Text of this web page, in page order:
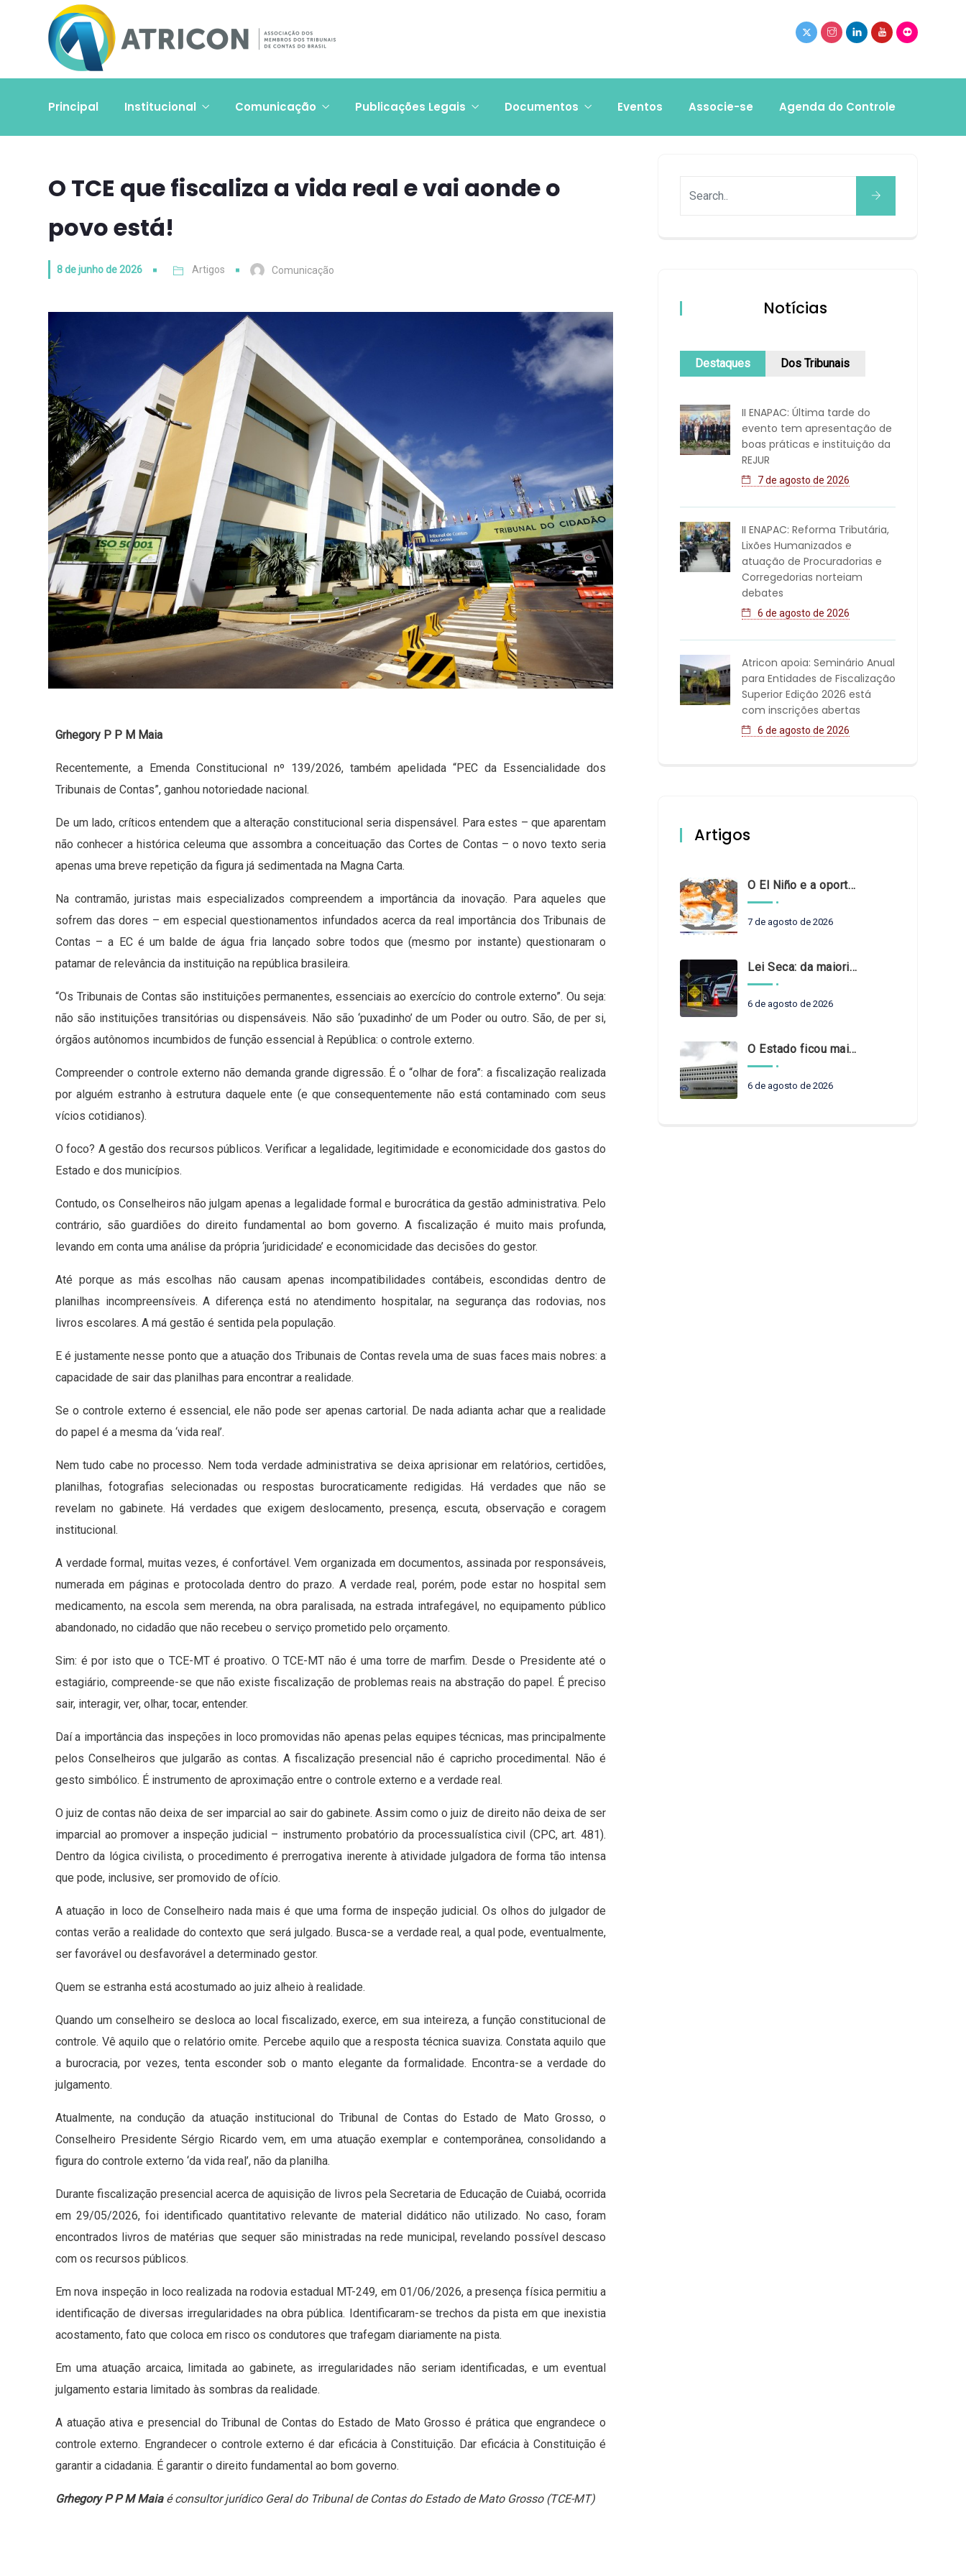
Principal Institucional Comunicação Publicações Legais Documentos Eventos Associe-se Agenda do Controle
O TCE que fiscaliza a vida real e vai aonde o
povo está!
8 de junho de 2026 Artigos Comunicação
Grhegory P P M Maia
Recentemente, a Emenda Constitucional nº 139/2026, também apelidada “PEC da Essencialidade dos
Tribunais de Contas”, ganhou notoriedade nacional.
De um lado, críticos entendem que a alteração constitucional seria dispensável. Para estes – que aparentam
não conhecer a histórica celeuma que assombra a conceituação das Cortes de Contas – o novo texto seria
apenas uma breve repetição da figura já sedimentada na Magna Carta.
Na contramão, juristas mais especializados compreendem a importância da inovação. Para aqueles que
sofrem das dores – em especial questionamentos infundados acerca da real importância dos Tribunais de
Contas – a EC é um balde de água fria lançado sobre todos que (mesmo por instante) questionaram o
patamar de relevância da instituição na república brasileira.
“Os Tribunais de Contas são instituições permanentes, essenciais ao exercício do controle externo”. Ou seja:
não são instituições transitórias ou dispensáveis. Não são ‘puxadinho’ de um Poder ou outro. São, de per si,
órgãos autônomos incumbidos de função essencial à República: o controle externo.
Compreender o controle externo não demanda grande digressão. É o “olhar de fora”: a fiscalização realizada
por alguém estranho à estrutura daquele ente (e que consequentemente não está contaminado com seus
vícios cotidianos).
O foco? A gestão dos recursos públicos. Verificar a legalidade, legitimidade e economicidade dos gastos do
Estado e dos municípios.
Contudo, os Conselheiros não julgam apenas a legalidade formal e burocrática da gestão administrativa. Pelo
contrário, são guardiões do direito fundamental ao bom governo. A fiscalização é muito mais profunda,
levando em conta uma análise da própria ‘juridicidade’ e economicidade das decisões do gestor.
Até porque as más escolhas não causam apenas incompatibilidades contábeis, escondidas dentro de
planilhas incompreensíveis. A diferença está no atendimento hospitalar, na segurança das rodovias, nos
livros escolares. A má gestão é sentida pela população.
E é justamente nesse ponto que a atuação dos Tribunais de Contas revela uma de suas faces mais nobres: a
capacidade de sair das planilhas para encontrar a realidade.
Se o controle externo é essencial, ele não pode ser apenas cartorial. De nada adianta achar que a realidade
do papel é a mesma da ‘vida real’.
Nem tudo cabe no processo. Nem toda verdade administrativa se deixa aprisionar em relatórios, certidões,
planilhas, fotografias selecionadas ou respostas burocraticamente redigidas. Há verdades que não se
revelam no gabinete. Há verdades que exigem deslocamento, presença, escuta, observação e coragem
institucional.
A verdade formal, muitas vezes, é confortável. Vem organizada em documentos, assinada por responsáveis,
numerada em páginas e protocolada dentro do prazo. A verdade real, porém, pode estar no hospital sem
medicamento, na escola sem merenda, na obra paralisada, na estrada intrafegável, no equipamento público
abandonado, no cidadão que não recebeu o serviço prometido pelo orçamento.
Sim: é por isto que o TCE-MT é proativo. O TCE-MT não é uma torre de marfim. Desde o Presidente até o
estagiário, compreende-se que não existe fiscalização de problemas reais na abstração do papel. É preciso
sair, interagir, ver, olhar, tocar, entender.
Daí a importância das inspeções in loco promovidas não apenas pelas equipes técnicas, mas principalmente
pelos Conselheiros que julgarão as contas. A fiscalização presencial não é capricho procedimental. Não é
gesto simbólico. É instrumento de aproximação entre o controle externo e a verdade real.
O juiz de contas não deixa de ser imparcial ao sair do gabinete. Assim como o juiz de direito não deixa de ser
imparcial ao promover a inspeção judicial – instrumento probatório da processualística civil (CPC, art. 481).
Dentro da lógica civilista, o procedimento é prerrogativa inerente à atividade julgadora de forma tão intensa
que pode, inclusive, ser promovido de ofício.
A atuação in loco de Conselheiro nada mais é que uma forma de inspeção judicial. Os olhos do julgador de
contas verão a realidade do contexto que será julgado. Busca-se a verdade real, a qual pode, eventualmente,
ser favorável ou desfavorável a determinado gestor.
Quem se estranha está acostumado ao juiz alheio à realidade.
Quando um conselheiro se desloca ao local fiscalizado, exerce, em sua inteireza, a função constitucional de
controle. Vê aquilo que o relatório omite. Percebe aquilo que a resposta técnica suaviza. Constata aquilo que
a burocracia, por vezes, tenta esconder sob o manto elegante da formalidade. Encontra-se a verdade do
julgamento.
Atualmente, na condução da atuação institucional do Tribunal de Contas do Estado de Mato Grosso, o
Conselheiro Presidente Sérgio Ricardo vem, em uma atuação exemplar e contemporânea, consolidando a
figura do controle externo ‘da vida real’, não da planilha.
Durante fiscalização presencial acerca de aquisição de livros pela Secretaria de Educação de Cuiabá, ocorrida
em 29/05/2026, foi identificado quantitativo relevante de material didático não utilizado. No caso, foram
encontrados livros de matérias que sequer são ministradas na rede municipal, revelando possível descaso
com os recursos públicos.
Em nova inspeção in loco realizada na rodovia estadual MT-249, em 01/06/2026, a presença física permitiu a
identificação de diversas irregularidades na obra pública. Identificaram-se trechos da pista em que inexistia
acostamento, fato que coloca em risco os condutores que trafegam diariamente na pista.
Em uma atuação arcaica, limitada ao gabinete, as irregularidades não seriam identificadas, e um eventual
julgamento estaria limitado às sombras da realidade.
A atuação ativa e presencial do Tribunal de Contas do Estado de Mato Grosso é prática que engrandece o
controle externo. Engrandecer o controle externo é dar eficácia à Constituição. Dar eficácia à Constituição é
garantir a cidadania. É garantir o direito fundamental ao bom governo.
Grhegory P P M Maiaé consultor jurídico Geral do Tribunal de Contas do Estado de Mato Grosso (TCE-MT)
Notícias
Destaques Dos Tribunais
II ENAPAC: Última tarde do
evento tem apresentação de
boas práticas e instituição da
REJUR
7 de agosto de 2026
II ENAPAC: Reforma Tributária,
Lixões Humanizados e
atuação de Procuradorias e
Corregedorias norteiam
debates
6 de agosto de 2026
Atricon apoia: Seminário Anual
para Entidades de Fiscalização
Superior Edição 2026 está
com inscrições abertas
6 de agosto de 2026
Artigos
O El Niño e a oportunidade de fortalecer o controle externo das políticas climáticas
7 de agosto de 2026
Lei Seca: da maioridade à maturidade
6 de agosto de 2026
O Estado ficou mais complexo. O controle precisa acompanhar
6 de agosto de 2026